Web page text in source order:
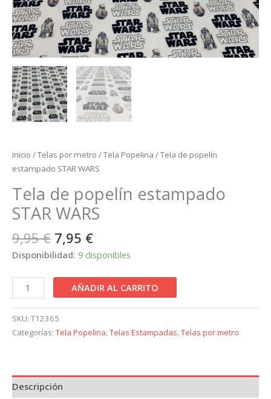
Inicio /Telas por metro /Tela Popelina / Tela de popelín
estampado STAR WARS
Tela de popelín estampado
STAR WARS
9,95€ 7,95 €
Disponibilidad: 9 disponibles
AÑADIR AL CARRITO
SKU: T12365
Categorías: Tela Popelina,Telas Estampadas,Telas por metro
Descripción